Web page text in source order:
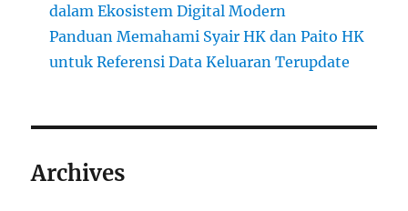
dalam Ekosistem Digital Modern
Panduan Memahami Syair HK dan Paito HK
untuk Referensi Data Keluaran Terupdate
Archives